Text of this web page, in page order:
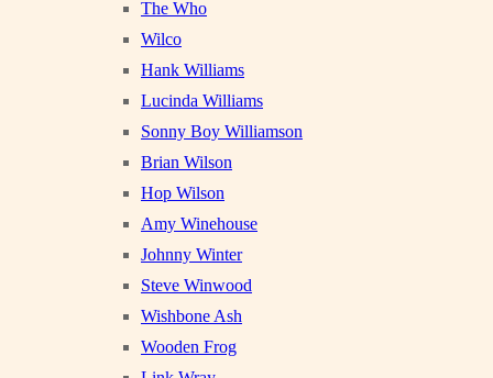
The Who
Wilco
Hank Williams
Lucinda Williams
Sonny Boy Williamson
Brian Wilson
Hop Wilson
Amy Winehouse
Johnny Winter
Steve Winwood
Wishbone Ash
Wooden Frog